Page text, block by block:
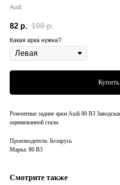
Audi
82 р. 100 р.
Какая арка нужна?
Купить
Ремонтные задние арки Audi 80 B3
оцинкованной стали.
Производитель: Беларусь
Марка: 80 B3
Смотрите также